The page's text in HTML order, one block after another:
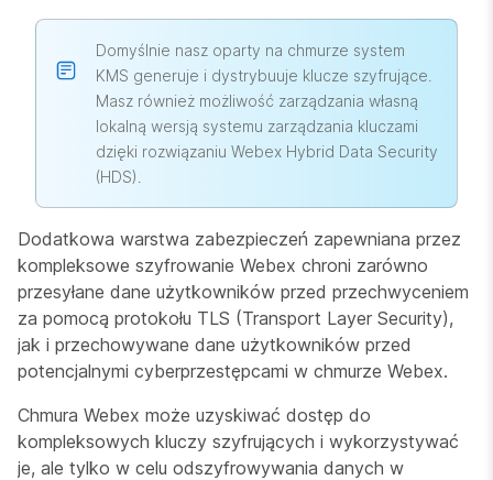
Domyślnie nasz oparty na chmurze system
KMS generuje i dystrybuuje klucze szyfrujące.
Masz również możliwość zarządzania własną
lokalną wersją systemu zarządzania kluczami
dzięki rozwiązaniu Webex Hybrid Data Security
(HDS).
Dodatkowa warstwa zabezpieczeń zapewniana przez
kompleksowe szyfrowanie Webex chroni zarówno
przesyłane dane użytkowników przed przechwyceniem
za pomocą protokołu TLS (Transport Layer Security),
jak i przechowywane dane użytkowników przed
potencjalnymi cyberprzestępcami w chmurze Webex.
Chmura Webex może uzyskiwać dostęp do
kompleksowych kluczy szyfrujących i wykorzystywać
je, ale tylko w celu odszyfrowywania danych w